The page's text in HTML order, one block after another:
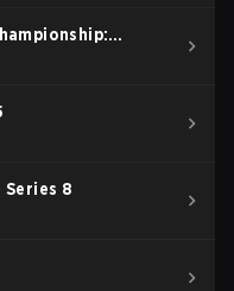
Series 8